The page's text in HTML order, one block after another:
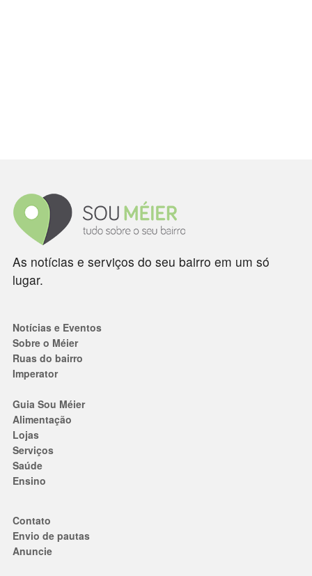
As notícias e serviços do seu bairro em um só
lugar.
Notícias e Eventos
Sobre o Méier
Ruas do bairro
Imperator
Guia Sou Méier
Alimentação
Lojas
Serviços
Saúde
Ensino
Contato
Envio de pautas
Anuncie